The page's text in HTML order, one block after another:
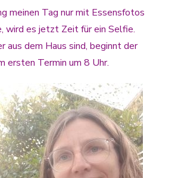
meinen Tag nur mit Essensfotos
wird es jetzt Zeit für ein Selfie.
aus dem Haus sind, beginnt der
ersten Termin um 8 Uhr.